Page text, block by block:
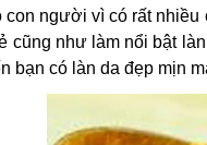
con người vì có rất
cũng như làm nổi bật
bạn có làn da đẹp mịn